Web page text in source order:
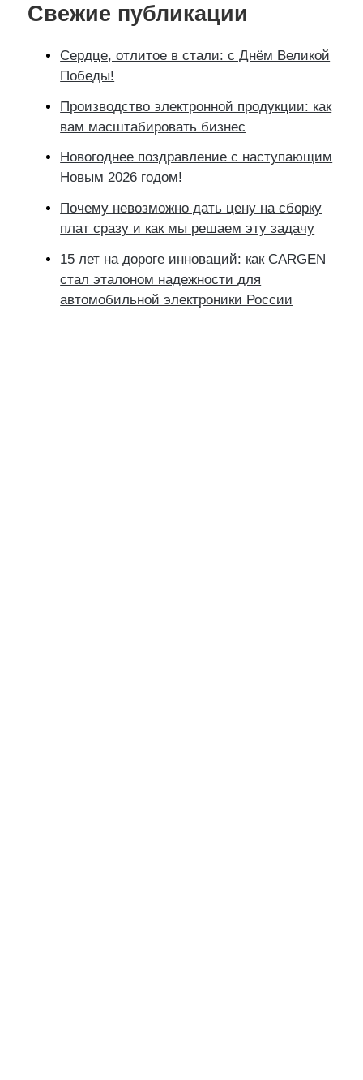
Свежие публикации
Сердце, отлитое в стали: с Днём Великой
Победы!
Производство электронной продукции: как
вам масштабировать бизнес
Новогоднее поздравление с наступающим
Новым 2026 годом!
Почему невозможно дать цену на сборку
плат сразу и как мы решаем эту задачу
15 лет на дороге инноваций: как CARGEN
стал эталоном надежности для
автомобильной электроники России